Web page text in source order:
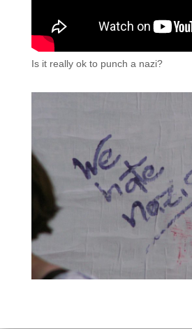
Is it really ok to punch a nazi?